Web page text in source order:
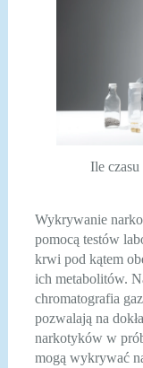
Ile
Wykrywanie
pomocą testów
krwi pod kątem
ich metabolitów.
chromatografia
pozwalają na
narkotyków w
mogą wykrywać